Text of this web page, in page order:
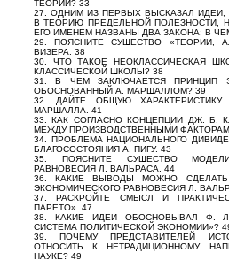
ТЕОРИИ? 33
27. ОДНИМ ИЗ ПЕРВЫХ ВЫСКАЗАЛ
В ТЕОРИЮ ПРЕДЕЛЬНОЙ ПОЛЕЗНОСТИ,
ЕГО ИМЕНЕМ НАЗВАНЫ ДВА ЗАКОНА; В
29. ПОЯСНИТЕ СУЩЕСТВО «ТЕОРИИ,
ВИЗЕРА. 38
30. ЧТО ТАКОЕ НЕОКЛАССИЧЕСКАЯ
КЛАССИЧЕСКОЙ ШКОЛЫ? 38
31. В ЧЕМ ЗАКЛЮЧАЕТСЯ ПРИНЦИП
ОБОСНОВАННЫЙ А. МАРШАЛЛОМ? 39
32. ДАЙТЕ ОБЩУЮ
МАРШАЛЛА. 41
33. КАК СОГЛАСНО КОНЦЕПЦИИ ДЖ. Б.
МЕЖДУ ПРОИЗВОДСТВЕННЫМИ
34. ПРОБЛЕМА НАЦИОНАЛЬНОГО
БЛАГОСОСТОЯНИЯ А. ПИГУ. 43
35. ПОЯСНИТЕ СУЩЕСТВО
РАВНОВЕСИЯ Л. ВАЛЬРАСА. 44
36. КАКИЕ ВЫВОДЫ МОЖНО
ЭКОНОМИЧЕСКОГО РАВНОВЕСИЯ Л.
37. РАСКРОЙТЕ СМЫСЛ И
ПАРЕТО». 47
38. КАКИЕ ИДЕИ ОБОСНОВЫВАЛ Ф.
СИСТЕМА ПОЛИТИЧЕСКОЙ ЭКОНОМИИ»?
39. ПОЧЕМУ ПРЕДСТАВИТЕЛЕЙ
ОТНОСИТЬ К НЕТРАДИЦИОННОМУ
НАУКЕ? 49